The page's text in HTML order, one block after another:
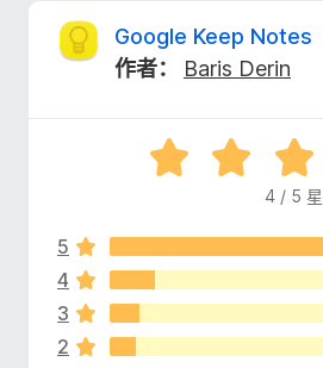
G
l
e
Google Keep Notes
作者：
Baris Derin
评
分
4 / 5 星
5
4
3
2